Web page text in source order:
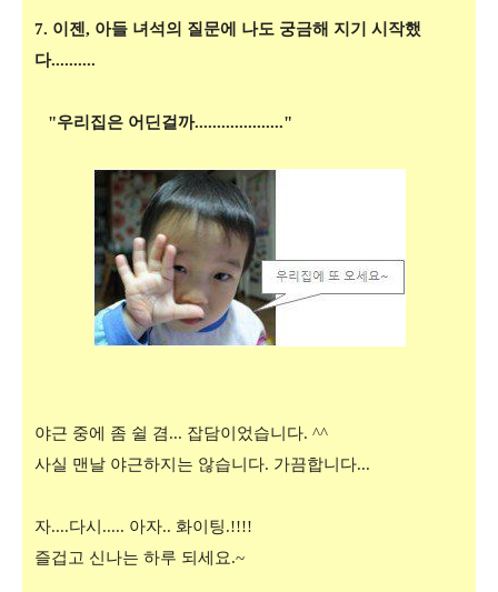
7. 이젠, 아들 녀석의 질문에 나도 궁금해 지기 시작했
다..........
"우리집은 어딘걸까...................."
야근 중에 좀 쉴 겸... 잡담이었습니다. ^^
사실 맨날 야근하지는 않습니다. 가끔합니다...
자....다시..... 아자.. 화이팅.!!!!
즐겁고 신나는 하루 되세요.~